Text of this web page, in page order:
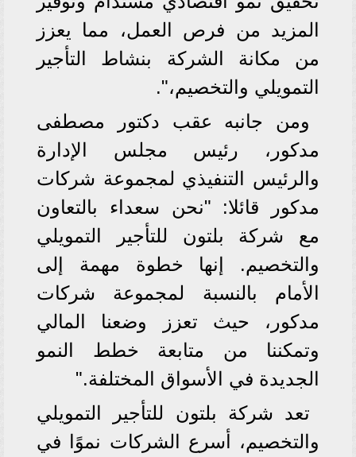
المزيد من فرص العمل، مما يعزز
من مكانة الشركة بنشاط التأجير
التمويلي والتخصيم،".
ومن جانبه عقب دكتور مصطفى
مدكور، رئيس مجلس الإدارة
والرئيس التنفيذي لمجموعة شركات
مدكور قائلا: "نحن سعداء بالتعاون
مع شركة بلتون للتأجير التمويلي
والتخصيم. إنها خطوة مهمة إلى
الأمام بالنسبة لمجموعة شركات
مدكور، حيث تعزز وضعنا المالي
وتمكننا من متابعة خطط النمو
الجديدة في الأسواق المختلفة."
تعد شركة بلتون للتأجير التمويلي
والتخصيم، أسرع الشركات نموًا في